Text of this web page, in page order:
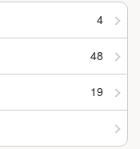
4
48
19